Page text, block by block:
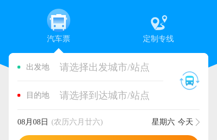
汽车票 定制专线
出发地 请选择出发城市/站点
目的地 请选择到达城市/站点
08月08日 (农历六月廿六) 星期六 今天